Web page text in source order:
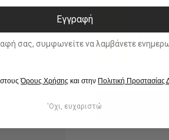
€97,50
Εγγραφή
σας, συμφωνείτε να λαμβάνετε ενημερωτικά
στουςΌρους Χρήσης και στην Πολιτική Προστασίας
'Οχι, ευχαριστώ